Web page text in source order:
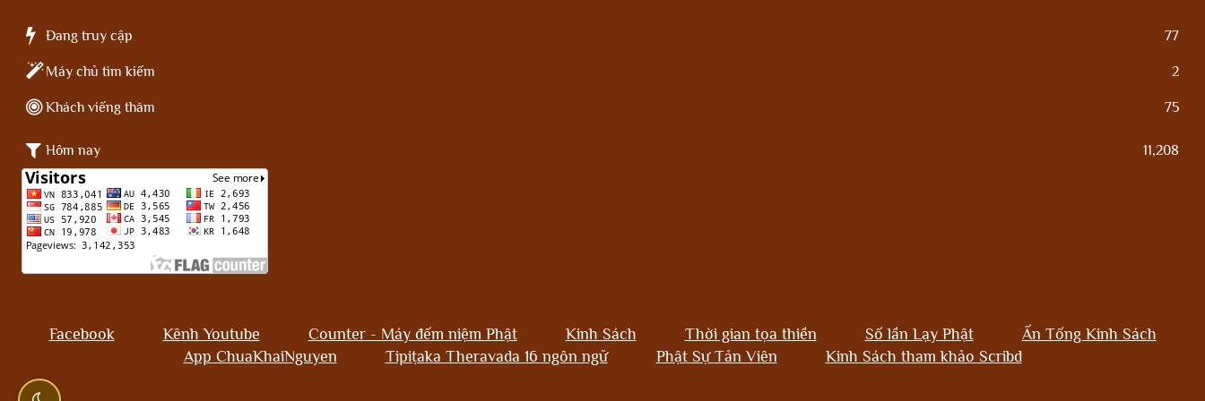
Đang truy cập 77
Máy chủ tìm kiếm 2
Khách viếng thăm 75
Hôm nay 11,208
Facebook Kênh Youtube Counter - Máy đếm niệm Phật Kinh Sách Thời gian tọa thiền Số lần Lạy Phật
Ấn Tống Kinh Sách
App ChuaKhaiNguyen
Tipiṭaka Theravada 16 ngôn ngữ Phật Sự Tản Viên Kinh Sách tham khảo Scribd